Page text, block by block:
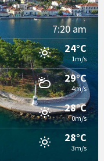
7:20 am
24°C
1m/s
29°C
4m/s
28°C
0m/s
28°C
3m/s